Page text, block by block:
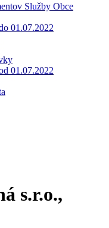
Služby Obce
01.07.2022
01.07.2022
s.r.o.,